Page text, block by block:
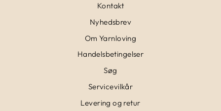
Kontakt
Nyhedsbrev
Om Yarnloving
Handelsbetingelser
Søg
Servicevilkår
Levering og retur